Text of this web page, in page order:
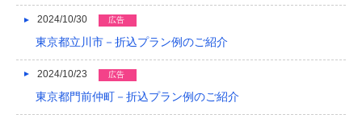
2024/10/30 広告
東京都立川市－折込プラン例のご紹介
2024/10/23 広告
東京都門前仲町－折込プラン例のご紹介